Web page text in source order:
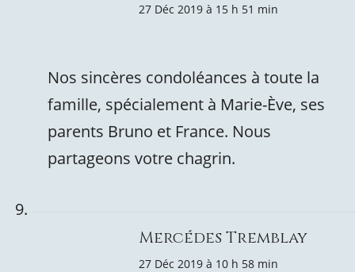
27 Déc 2019 à 15 h 51 min
Nos sincères condoléances à toute la
famille, spécialement à Marie-Ève, ses
parents Bruno et France. Nous
partageons votre chagrin.
Mercédes Tremblay
27 Déc 2019 à 10 h 58 min